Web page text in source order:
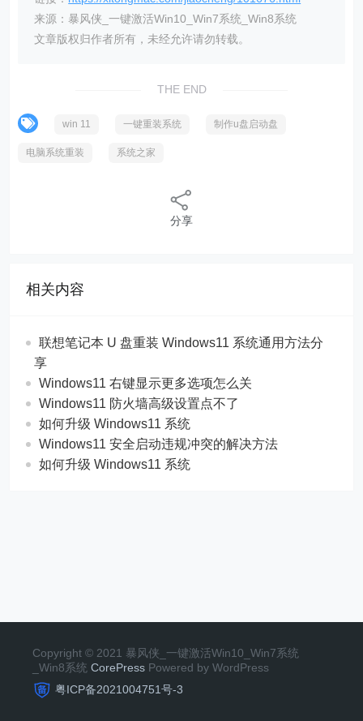
来源：暴风侠_一键激活Win10_Win7系统_Win8系统
文章版权归作者所有，未经允许请勿转载。
THE END
win 11 一键重装系统 制作u盘启动盘
电脑系统重装 系统之家
分享
相关内容
联想笔记本 U 盘重装 Windows11 系统通用方法分
享
Windows11 右键显示更多选项怎么关
Windows11 防火墙高级设置点不了
如何升级 Windows11 系统
Windows11 安全启动违规冲突的解决方法
如何升级 Windows11 系统
Copyright © 2021 暴风侠_一键激活Win10_Win7系统
_Win8系统 CorePress Powered by WordPress
粤ICP备2021004751号-3